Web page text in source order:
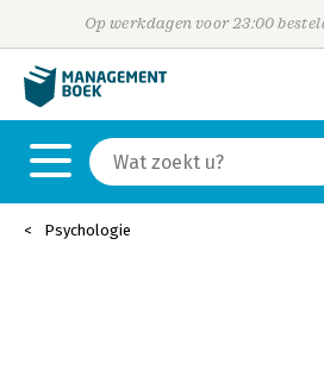
Op werkdagen voor 23:00
Psychologie